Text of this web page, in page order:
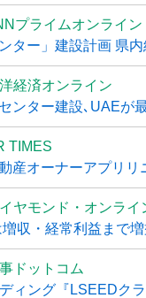
プライムオンライン
ター」建設計画 県
経済オンライン
ンター建設､UAEが
TIMES
産オーナーアプリリ
ヤモンド・オンライ
収・経常利益まで
ドットコム
ィング『LSEEDク